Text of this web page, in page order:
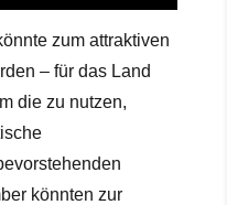
zum attraktiven
– für das Land
die zu nutzen,
könnten zur